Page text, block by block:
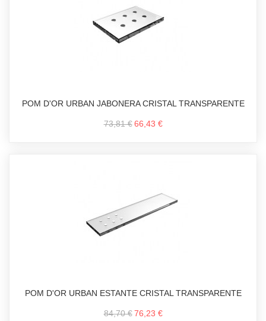
POM D'OR URBAN JABONERA CRISTAL TRANSPARENTE
73,81 € 66,43 €
POM D'OR URBAN ESTANTE CRISTAL TRANSPARENTE
84,70 € 76,23 €